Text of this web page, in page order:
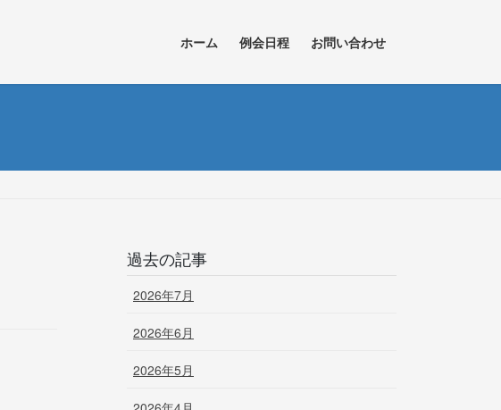
ホーム 例会日程 お問い合わせ
過去の記事
2026年7月
2026年6月
2026年5月